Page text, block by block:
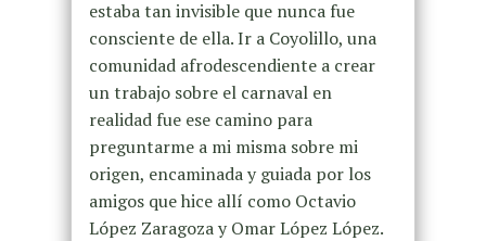
estaba tan invisible que nunca fue
consciente de ella. Ir a Coyolillo, una
comunidad afrodescendiente a crear
un trabajo sobre el carnaval en
realidad fue ese camino para
preguntarme a mi misma sobre mi
origen, encaminada y guiada por los
amigos que hice allí como Octavio
López Zaragoza y Omar López López.